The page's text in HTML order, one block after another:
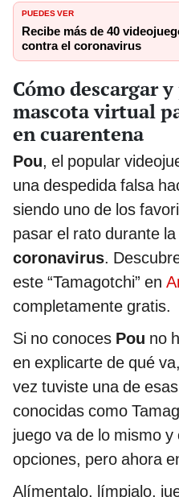
PUEDES VER
Recibe más de 40
contra el coronavirus
Cómo descargar
mascota virtual
en cuarentena
Pou, el popular
una despedida falsa
siendo uno de los
pasar el rato durante
coronavirus.
este “Tamagotchi” en
completamente gratis.
Si no conoces Pou no
en explicarte de qué
vez tuviste una de
conocidas como
juego va de lo mismo
opciones, pero ahora
Alímentalo, límpialo,